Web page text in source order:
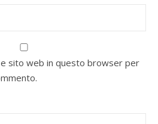
e sito web in questo browser per